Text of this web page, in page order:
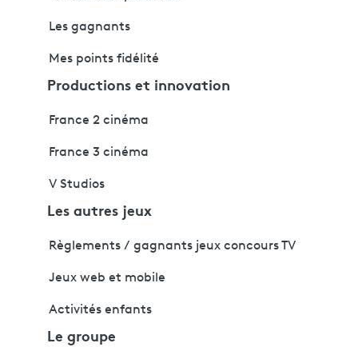
Les gagnants
Mes points fidélité
Productions et innovation
France 2 cinéma
France 3 cinéma
V Studios
Les autres jeux
Règlements / gagnants jeux concours TV
Jeux web et mobile
Activités enfants
Le groupe